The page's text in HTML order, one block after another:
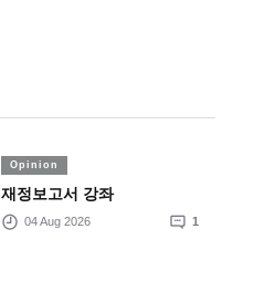
Opinion
재정보고서 강좌
04 Aug 2026 1